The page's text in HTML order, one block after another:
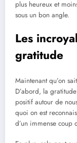
plus heureux et
sous un bon angle.
Les
gratitude
Maintenant qu’on
D’abord, la
positif autour de
quoi on est
d’un immense coup